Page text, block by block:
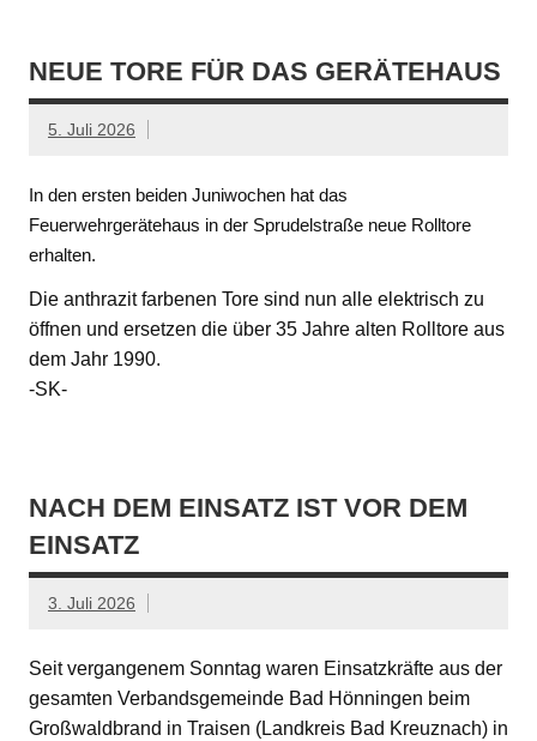
NEUE TORE FÜR DAS GERÄTEHAUS
5. Juli 2026
In den ersten beiden Juniwochen hat das
Feuerwehrgerätehaus in der Sprudelstraße neue Rolltore
erhalten.
Die anthrazit farbenen Tore sind nun alle elektrisch zu
öffnen und ersetzen die über 35 Jahre alten Rolltore aus
dem Jahr 1990.
-SK-
NACH DEM EINSATZ IST VOR DEM
EINSATZ
3. Juli 2026
Seit vergangenem Sonntag waren Einsatzkräfte aus der
gesamten Verbandsgemeinde Bad Hönningen beim
Großwaldbrand in Traisen (Landkreis Bad Kreuznach) in